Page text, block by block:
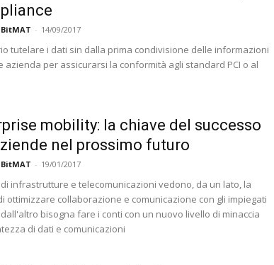
- 14/09/2017
tutelare i dati sin dalla prima condivisione delle informazioni
azienda per assicurarsi la conformità agli standard PCI o al
mobility: la chiave del successo
nel prossimo futuro
- 19/01/2017
di infrastrutture e telecomunicazioni vedono, da un lato, la
ottimizzare collaborazione e comunicazione con gli impiegati
bisogna fare i conti con un nuovo livello di minaccia
di dati e comunicazioni